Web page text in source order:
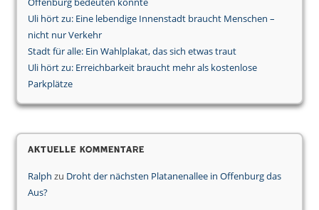
Uli hört zu: Eine lebendige Innenstadt braucht Menschen –
nicht nur Verkehr
Stadt für alle: Ein Wahlplakat, das sich etwas traut
Uli hört zu: Erreichbarkeit braucht mehr als kostenlose
Parkplätze
Aktuelle Kommentare
Ralph zu Droht der nächsten Platanenallee in Offenburg das
Aus?